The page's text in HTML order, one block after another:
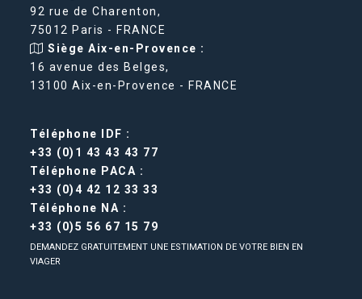
92 rue de Charenton,
75012 Paris - FRANCE
Siège Aix-en-Provence :
16 avenue des Belges,
13100 Aix-en-Provence - FRANCE
Téléphone IDF :
+33 (0)1 43 43 43 77
Téléphone PACA :
+33 (0)4 42 12 33 33
Téléphone NA :
+33 (0)5 56 67 15 79
DEMANDEZ GRATUITEMENT UNE ESTIMATION DE VOTRE BIEN EN
VIAGER